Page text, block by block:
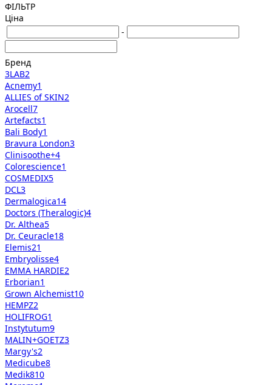
ФІЛЬТР
Ціна
-
Бренд
3LAB2
Acnemy1
ALLIES of SKIN2
Arocell7
Artefacts1
Bali Body1
Bravura London3
Clinisoothe+4
Colorescience1
COSMEDIX5
DCL3
Dermalogica14
Doctors (Theralogic)4
Dr. Althea5
Dr. Ceuracle18
Elemis21
Embryolisse4
EMMA HARDIE2
Erborian1
Grown Alchemist10
HEMPZ2
HOLIFROG1
Instytutum9
MALIN+GOETZ3
Margy's2
Medicube8
Medik810